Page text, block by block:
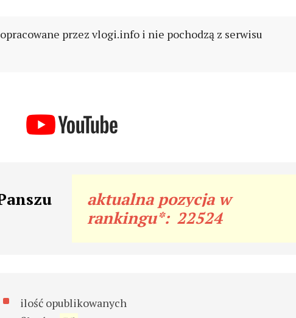
przez vlogi.info i nie pochodzą z serwisu
aktualna pozycja w
rankingu*: 22524
ilość opublikowanych